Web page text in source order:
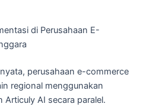
di Perusahaan E-
perusahaan e-commerce
regional menggunakan
Articuly AI secara paralel.